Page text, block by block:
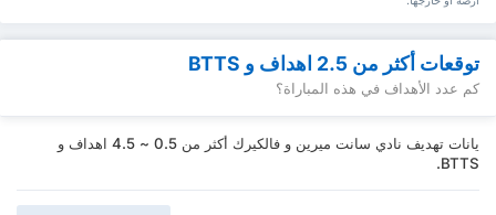
توقعات أكثر من 2.5 اهداف و BTTS
كم عدد الأهداف في هذه المباراة؟
يانات تهديف نادي سانت ميرين و فالكيرك أكثر من 0.5 ~ 4.5 اهداف و
BTTS.